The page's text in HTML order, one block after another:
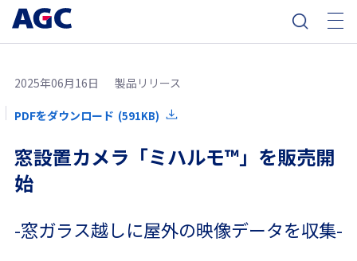
2025年06月16日 製品リリース
PDFをダウンロード (591KB)
窓設置カメラ「ミハルモ™」を販売開
始
-窓ガラス越しに屋外の映像データを収集-